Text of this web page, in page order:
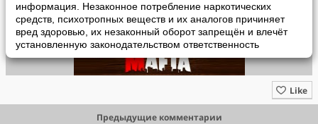
информация. Незаконное потребление наркотических
средств, психотропных веществ и их аналогов причиняет
вред здоровью, их незаконный оборот запрещён и влечёт
установленную законодательством ответственность
Like
Предыдущие комментарии